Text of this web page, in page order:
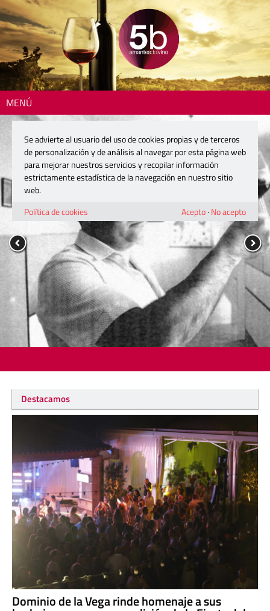
MENÚ
Destacamos
Dominio de la Vega rinde homenaje a sus
Se advierte al usuario del uso de cookies propias y de terceros
de personalización y de análisis al navegar por esta página web
para mejorar nuestros servicios y recopilar información
estrictamente estadística de la navegación en nuestro sitio
web.
Política de cookies
Acepto· No acepto